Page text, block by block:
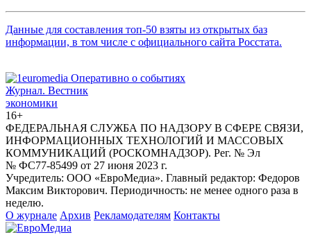
Данные для составления топ-50 взяты из открытых баз
информации, в том числе с официального сайта Росстата.
Журнал. Вестник
экономики
16+
ФЕДЕРАЛЬНАЯ СЛУЖБА ПО НАДЗОРУ В СФЕРЕ СВЯЗИ,
ИНФОРМАЦИОННЫХ ТЕХНОЛОГИЙ И МАССОВЫХ
КОММУНИКАЦИЙ (РОСКОМНАДЗОР). Рег. № Эл
№ ФС77-85499 от 27 июня 2023 г.
Учредитель: ООО «ЕвроМедиа». Главный редактор: Федоров
Максим Викторович. Периодичность: не менее одного раза в
неделю.
О журнале Архив Рекламодателям Контакты